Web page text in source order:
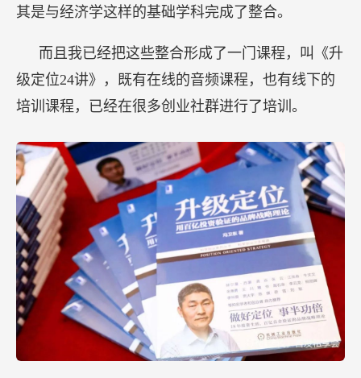
其是与经济学这样的基础学科完成了整合。
而且我已经把这些整合形成了一门课程，叫《升
级定位24讲》，既有在线的音频课程，也有线下的
培训课程，已经在很多创业社群进行了培训。